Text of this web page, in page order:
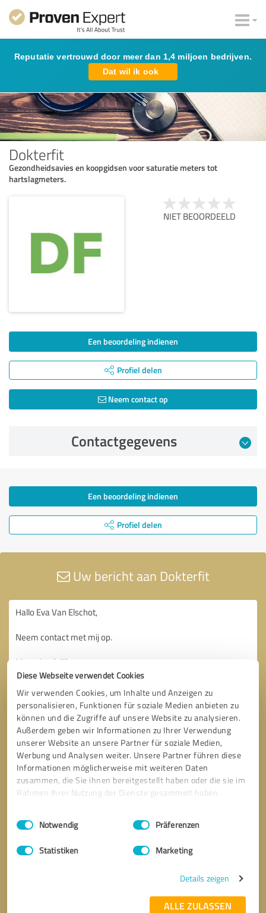
Diese Webseite verwendet Cookies
Wir verwenden Cookies, um Inhalte und Anzeigen zu
personalisieren, Funktionen für soziale Medien anbieten zu
können und die Zugriffe auf unsere Website zu analysieren.
Außerdem geben wir Informationen zu Ihrer Verwendung
unserer Website an unsere Partner für soziale Medien,
Werbung und Analysen weiter. Unsere Partner führen diese
Informationen möglicherweise mit weiteren Daten
zusammen, die Sie ihnen bereitgestellt haben oder die sie im
Rahmen Ihrer Nutzung der Dienste gesammelt haben.
Impressum Datenschutzbestimmungen
Einwilligungsauswahl
Notwendig Präferenzen
Statistiken Marketing
Details zeigen
ALLE ZULASSEN
Reputatie vertrouwd door meer dan 1,4 miljoen bedrijven.
Dat wil ik ook
Dokterfit
Gezondheidsavies en koopgidsen voor saturatie meters tot
hartslagmeters.
NIET BEOORDEELD
Een beoordeling indienen
Profiel delen
Neem contact op
Contactgegevens
Een beoordeling indienen
Profiel delen
Uw bericht aan Dokterfit
Terugbelverzoek